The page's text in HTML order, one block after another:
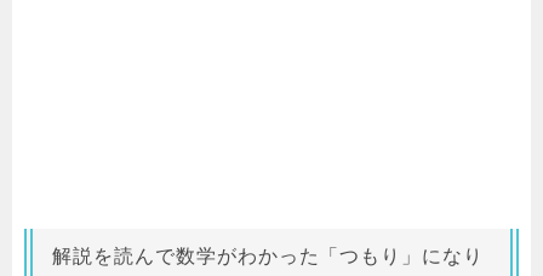
解説を読んで数学がわかった「つもり」になり